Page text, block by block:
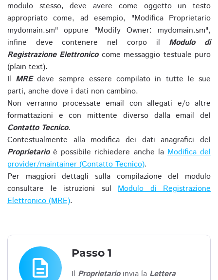
modulo stesso, deve avere come oggetto un testo
appropriato come, ad esempio, "Modifica Proprietario
mydomain.sm" oppure "Modify Owner: mydomain.sm",
infine deve contenere nel corpo il Modulo di
Registrazione Elettronicocome messaggio testuale puro
(plain text).
Il MREdeve sempre essere compilato in tutte le sue
parti, anche dove i dati non cambino.
Non verranno processate email con allegati e/o altre
formattazioni e con mittente diverso dalla email del
Contatto Tecnico.
Contestualmente alla modifica dei dati anagrafici del
Proprietarioè possibile richiedere anche laModifica del
provider/maintainer (Contatto Tecnico).
Per maggiori dettagli sulla compilazione del modulo
consultare le istruzioni sul Modulo di Registrazione
Elettronico (MRE).
description
Passo 1
Il Proprietarioinvia la Lettera